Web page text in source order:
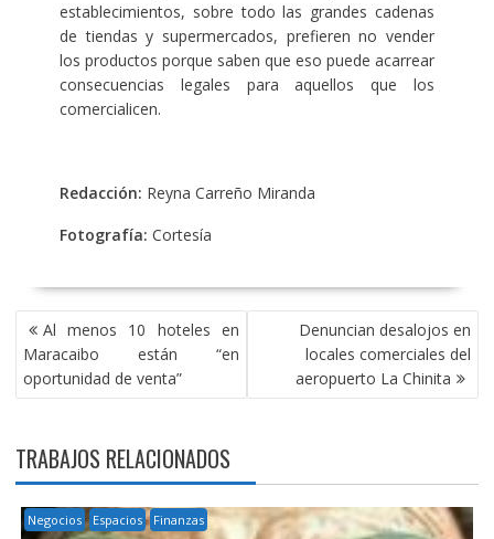
establecimientos, sobre todo las grandes cadenas
de tiendas y supermercados, prefieren no vender
los productos porque saben que eso puede acarrear
consecuencias legales para aquellos que los
comercialicen.
Redacción: Reyna Carreño Miranda
Fotografía: Cortesía
NAVEGACIÓN
DE
ENTRADAS
Al menos 10 hoteles en
Maracaibo están “en
oportunidad de venta”
Denuncian desalojos en
locales comerciales del
aeropuerto La Chinita
TRABAJOS RELACIONADOS
Negocios Espacios Finanzas